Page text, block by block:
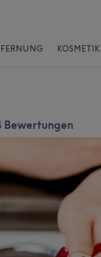
KOSMETIK
Bewertungen